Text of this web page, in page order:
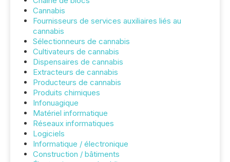
Cannabis
Fournisseurs de services auxiliaires liés au
cannabis
Sélectionneurs de cannabis
Cultivateurs de cannabis
Dispensaires de cannabis
Extracteurs de cannabis
Producteurs de cannabis
Produits chimiques
Infonuagique
Matériel informatique
Réseaux informatiques
Logiciels
Informatique / électronique
Construction / bâtiments